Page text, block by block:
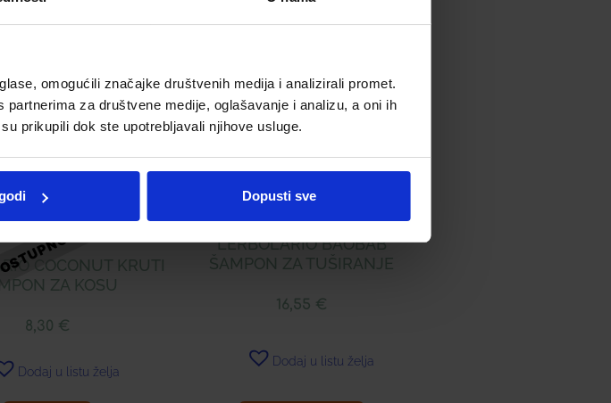
omogućili značajke društvenih medija i analizirali promet.
za društvene medije, oglašavanje i analizu, a oni ih
prikupili dok ste upotrebljavali njihove usluge.
Dopusti sve
COCONUT KRUTI
ZA KOSU
8,30 €
Dodaj u listu želja
LERBOLARIO BAOBAB
ŠAMPON ZA TUŠIRANJE
16,55 €
Dodaj u listu želja